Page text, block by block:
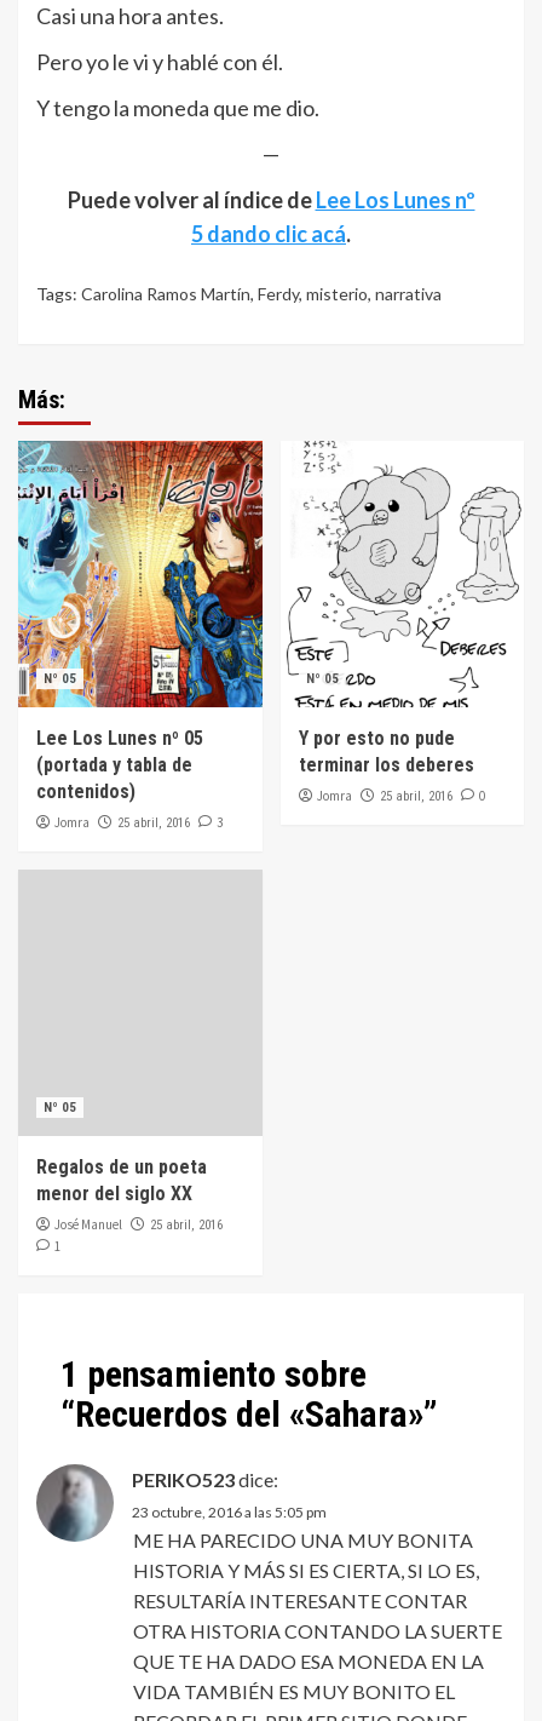
Casi una hora antes.
Pero yo le vi y hablé con él.
Y tengo la moneda que me dio.
—
Puede volver al índice deLee Los Lunes nº
5 dando clic acá.
Tags: Carolina Ramos Martín, Ferdy, misterio, narrativa
Más:
Nº 05
Lee Los Lunes nº 05
(portada y tabla de
contenidos)
Jomra 25 abril, 2016 3
Nº 05
Y por esto no pude
terminar los deberes
Jomra 25 abril, 2016 0
Nº 05
Regalos de un poeta
menor del siglo XX
José Manuel 25 abril, 2016
1
1 pensamiento sobre
“Recuerdos del «Sahara»”
PERIKO523dice:
23 octubre, 2016 a las 5:05 pm
ME HA PARECIDO UNA MUY BONITA
HISTORIA Y MÁS SI ES CIERTA, SI LO ES,
RESULTARÍA INTERESANTE CONTAR
OTRA HISTORIA CONTANDO LA SUERTE
QUE TE HA DADO ESA MONEDA EN LA
VIDA TAMBIÉN ES MUY BONITO EL